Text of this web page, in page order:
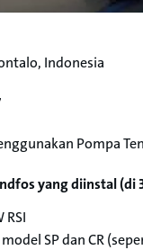
Indonesia
Pompa
yang diinstal (di
RSI
SP dan CR